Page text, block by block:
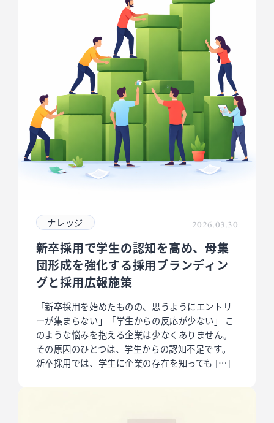
ナレッジ 2026.03.30
新卒採用で学生の認知を高め、母集
団形成を強化する採用ブランディン
グと採用広報施策
「新卒採用を始めたものの、思うようにエントリ
ーが集まらない」「学生からの反応が少ない」 こ
のような悩みを抱える企業は少なくありません。
その原因のひとつは、学生からの認知不足です。
新卒採用では、学生に企業の存在を知っても […]